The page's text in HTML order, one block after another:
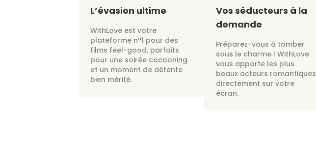
L’évasion ultime
WithLove est votre
plateforme n°1 pour des
films feel-good, parfaits
pour une soirée cocooning
et un moment de détente
bien mérité.
Vos séducteurs à la
demande
Préparez-vous à tomber
sous le charme ! WithLove
vous apporte les plus
beaux acteurs romantiques
directement sur votre
écran.